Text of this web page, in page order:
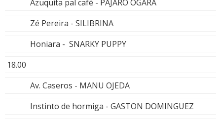
Azuquita pal café - PÁJARO OGARA
Zé Pereira - SILIBRINA
Honiara - SNARKY PUPPY
18.00
Av. Caseros - MANU OJEDA
Instinto de hormiga - GASTON DOMINGUEZ